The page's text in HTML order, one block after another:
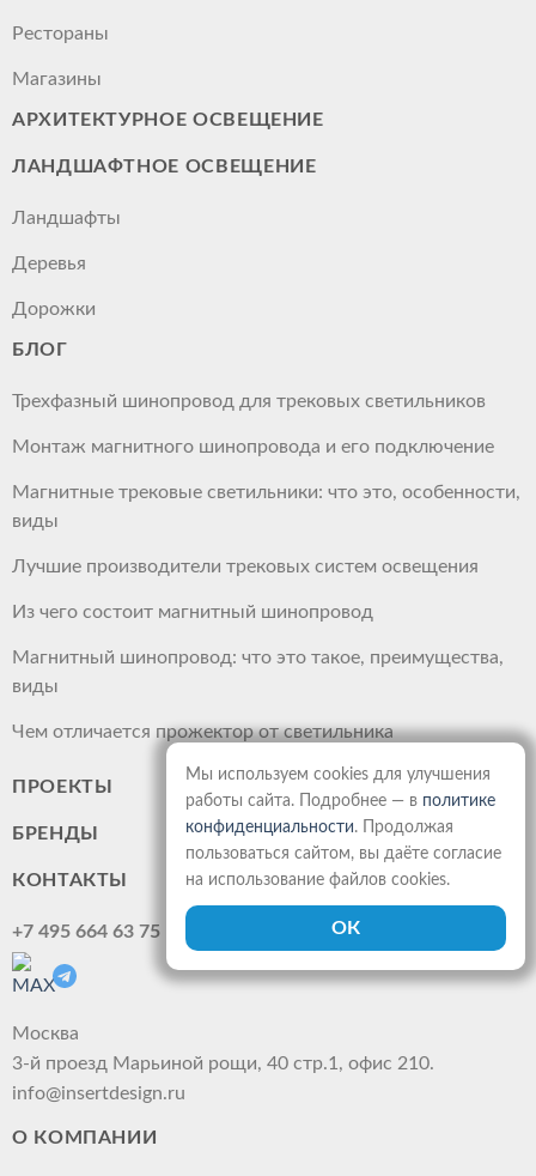
Рестораны
Магазины
АРХИТЕКТУРНОЕ ОСВЕЩЕНИЕ
ЛАНДШАФТНОЕ ОСВЕЩЕНИЕ
Ландшафты
Деревья
Дорожки
БЛОГ
Трехфазный шинопровод для трековых светильников
Монтаж магнитного шинопровода и его подключение
Магнитные трековые светильники: что это, особенности,
виды
Лучшие производители трековых систем освещения
Из чего состоит магнитный шинопровод
Магнитный шинопровод: что это такое, преимущества,
виды
Чем отличается прожектор от светильника
ПРОЕКТЫ
БРЕНДЫ
КОНТАКТЫ
+7 495 664 63 75
Москва
3-й проезд Марьиной рощи, 40 стр.1, офис 210.
info@insertdesign.ru
О КОМПАНИИ
Мы используем cookies для улучшения
работы сайта. Подробнее — в политике
конфиденциальности. Продолжая
пользоваться сайтом, вы даёте согласие
на использование файлов cookies.